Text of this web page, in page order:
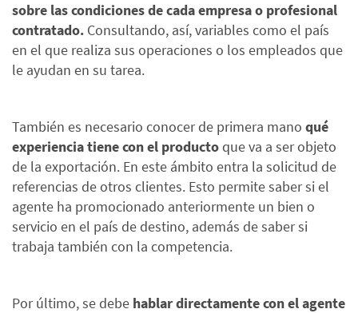
sobre las condiciones de cada empresa o profesional
contratado. Consultando, así, variables como el país
en el que realiza sus operaciones o los empleados que
le ayudan en su tarea.
También es necesario conocer de primera mano qué
experiencia tiene con el productoque va a ser objeto
de la exportación. En este ámbito entra la solicitud de
referencias de otros clientes. Esto permite saber si el
agente ha promocionado anteriormente un bien o
servicio en el país de destino, además de saber si
trabaja también con la competencia.
Por último, se debe hablar directamente con el agente